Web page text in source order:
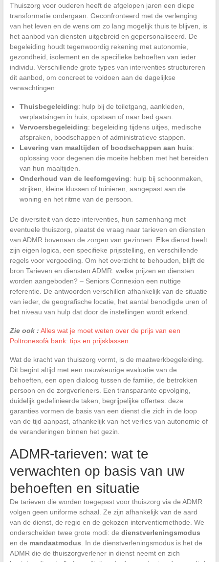
Thuiszorg voor ouderen heeft de afgelopen jaren een diepe
transformatie ondergaan. Geconfronteerd met de verlenging
van het leven en de wens om zo lang mogelijk thuis te blijven, is
het aanbod van diensten uitgebreid en gepersonaliseerd. De
begeleiding houdt tegenwoordig rekening met autonomie,
gezondheid, isolement en de specifieke behoeften van ieder
individu. Verschillende grote types van interventies structureren
dit aanbod, om concreet te voldoen aan de dagelijkse
verwachtingen:
Thuisbegeleiding: hulp bij de toiletgang, aankleden,
verplaatsingen in huis, opstaan of naar bed gaan.
Vervoersbegeleiding: begeleiding tijdens uitjes, medische
afspraken, boodschappen of administratieve stappen.
Levering van maaltijden of boodschappen aan huis:
oplossing voor degenen die moeite hebben met het bereiden
van hun maaltijden.
Onderhoud van de leefomgeving: hulp bij schoonmaken,
strijken, kleine klussen of tuinieren, aangepast aan de
woning en het ritme van de persoon.
De diversiteit van deze interventies, hun samenhang met
eventuele thuiszorg, plaatst de vraag naar tarieven en diensten
van ADMR bovenaan de zorgen van gezinnen. Elke dienst heeft
zijn eigen logica, een specifieke prijsstelling, en verschillende
regels voor vergoeding. Om het overzicht te behouden, blijft de
bron Tarieven en diensten ADMR: welke prijzen en diensten
worden aangeboden? – Seniors Connexion een nuttige
referentie. De antwoorden verschillen afhankelijk van de situatie
van ieder, de geografische locatie, het aantal benodigde uren of
het niveau van hulp dat door de instellingen wordt erkend.
Zie ook : Alles wat je moet weten over de prijs van een
Poltronesofà bank: tips en prijsklassen
Wat de kracht van thuiszorg vormt, is de maatwerkbegeleiding.
Dit begint altijd met een nauwkeurige evaluatie van de
behoeften, een open dialoog tussen de familie, de betrokken
persoon en de zorgverleners. Een transparante opvolging,
duidelijk gedefinieerde taken, begrijpelijke offertes: deze
garanties vormen de basis van een dienst die zich in de loop
van de tijd aanpast, afhankelijk van het verlies van autonomie of
de veranderingen binnen het gezin.
ADMR-tarieven: wat te
verwachten op basis van uw
behoeften en situatie
De tarieven die worden toegepast voor thuiszorg via de ADMR
volgen geen uniforme schaal. Ze zijn afhankelijk van de aard
van de dienst, de regio en de gekozen interventiemethode. We
onderscheiden twee grote modi: de dienstverleningsmodus
en de mandaatmodus . In de dienstverleningsmodus is het de
ADMR die de thuiszorgverlener in dienst neemt en zich